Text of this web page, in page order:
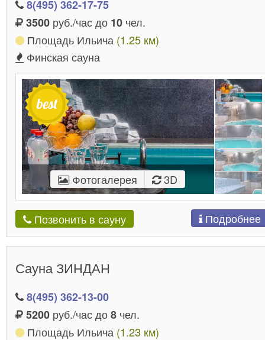
8(495) 362-17-75
3500 руб./час до 10 чел.
Площадь Ильича (1.25 км)
Финская сауна
Фотогалерея 3D
Позвонить в сауну Подробнее
Сауна ЗИНДАН
8(495) 362-13-00
5200 руб./час до8 чел.
Площадь Ильича (1.23 км)